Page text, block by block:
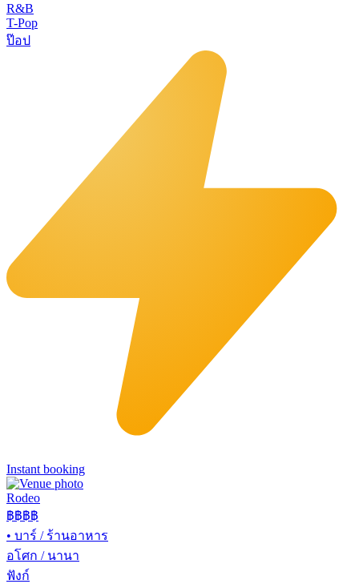
R&B
T-Pop
ป๊อป
Instant booking
Rodeo
฿฿฿฿
• บาร์ / ร้านอาหาร
อโศก / นานา
ฟังก์